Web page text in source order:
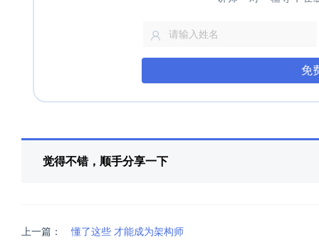
免
觉得不错，顺手分享一下
上一篇： 懂了这些 才能成为架构师